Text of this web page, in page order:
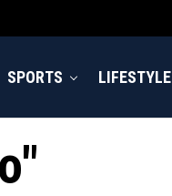
SPORTS LIFESTYLE